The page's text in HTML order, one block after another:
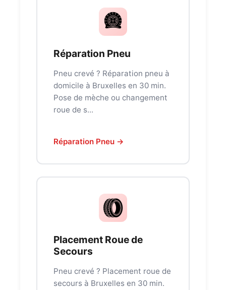
Réparation Pneu
Pneu crevé ? Réparation pneu à
domicile à Bruxelles en 30 min.
Pose de mèche ou changement
roue de s...
Réparation Pneu →
Placement Roue de
Secours
Pneu crevé ? Placement roue de
secours à Bruxelles en 30 min.